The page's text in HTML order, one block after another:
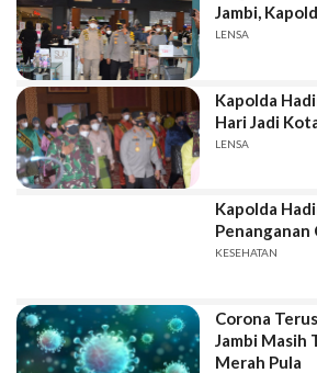
Jambi,
LENSA
Kapolda
Hari Jadi
LENSA
Kapolda
Penanganan
KESEHATAN
Corona
Jambi Masih
Merah Pula